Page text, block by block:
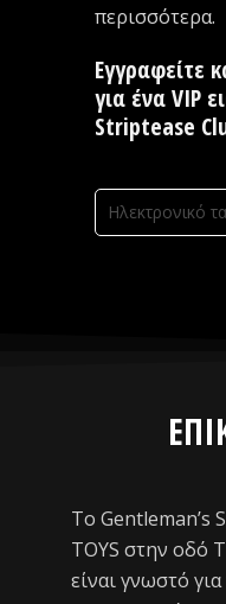
περισσότερα.
Εγγραφείτε
για ένα VIP
Striptease
Το Gentleman’s
TOYS στην οδό
είναι γνωστό